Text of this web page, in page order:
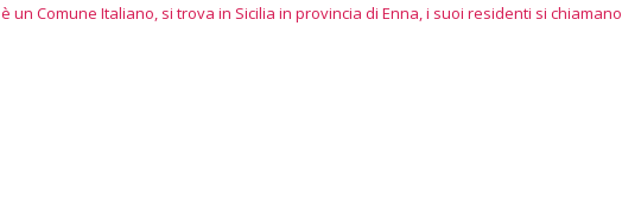
è un Comune Italiano, si trova in Sicilia in provincia di Enna, i suoi residenti si chiamano